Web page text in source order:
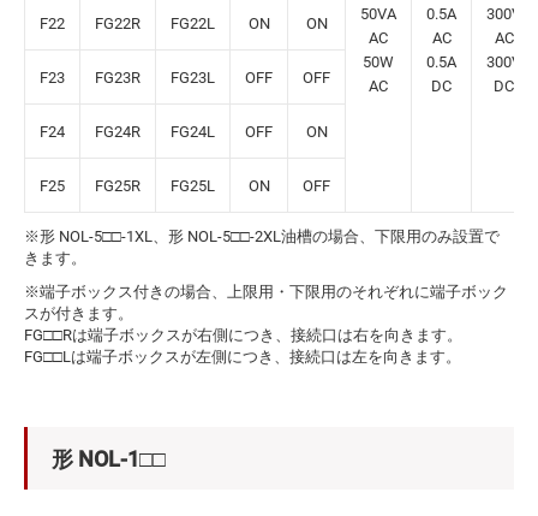
50VA
AC
50W
AC
0.5A
AC
0.5A
DC
300V
AC
300V
DC
F22 FG22R FG22L ON ON
F23 FG23R FG23L OFF OFF
F24 FG24R FG24L OFF ON
F25 FG25R FG25L ON OFF
※形 NOL-5□□-1XL、形 NOL-5□□-2XL油槽の場合、下限用のみ設置で
きます。
※端子ボックス付きの場合、上限用・下限用のそれぞれに端子ボック
スが付きます。
FG□□Rは端子ボックスが右側につき、接続口は右を向きます。
FG□□Lは端子ボックスが左側につき、接続口は左を向きます。
形 NOL-1□□